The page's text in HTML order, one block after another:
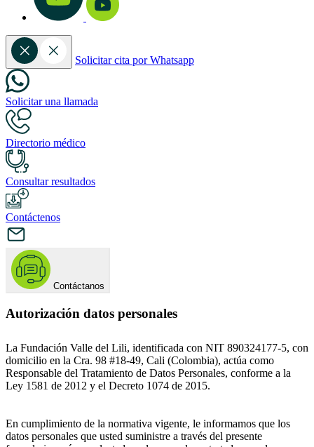
Solicitar cita por Whatsapp
Solicitar una llamada
Directorio médico
Consultar resultados
Contáctenos
Contáctanos
Autorización datos personales
La Fundación Valle del Lili, identificada con NIT 890324177-5, con
domicilio en la Cra. 98 #18-49, Cali (Colombia), actúa como
Responsable del Tratamiento de Datos Personales, conforme a la
Ley 1581 de 2012 y el Decreto 1074 de 2015.
En cumplimiento de la normativa vigente, le informamos que los
datos personales que usted suministre a través del presente